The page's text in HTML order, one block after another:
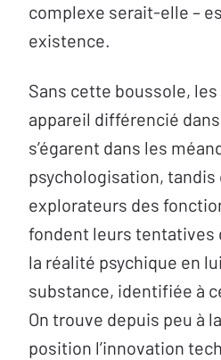
complexe serait-elle –
existence.
Sans cette boussole, les
appareil différencié
s’égarent dans les
psychologisation, tandis
explorateurs des
fondent leurs tentatives
la réalité psychique en
substance, identifiée à
On trouve depuis peu à
position l’innovation